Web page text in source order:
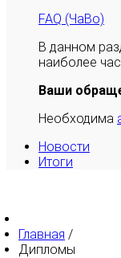
FAQ (ЧаВо)
В данном
наиболее
Ваши
Необходима
Новости
Итоги
Главная /
Дипломы